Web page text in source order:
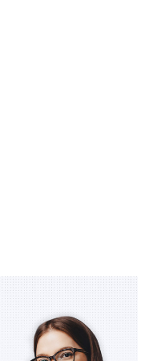
Міністрів
«Деякі питання
«єПідтримка»,
рахунка (за
якого передана